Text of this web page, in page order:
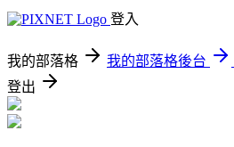
登入
我的部落格 我的部落格後台
登出